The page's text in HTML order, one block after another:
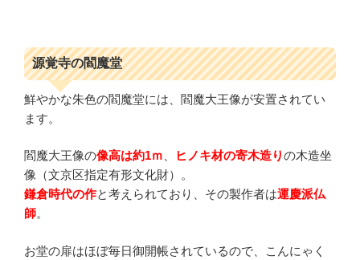
源覚寺の閻魔堂
鮮やかな朱色の閻魔堂には、閻魔大王像が安置されてい
ます。
閻魔大王像の像高は約1ｍ、 ヒノキ材の寄木造りの木造坐
像（文京区指定有形文化財）。
鎌倉時代の作と考えられており、その製作者は運慶派仏
師。
お堂の扉はほぼ毎日御開帳されているので、こんにゃく